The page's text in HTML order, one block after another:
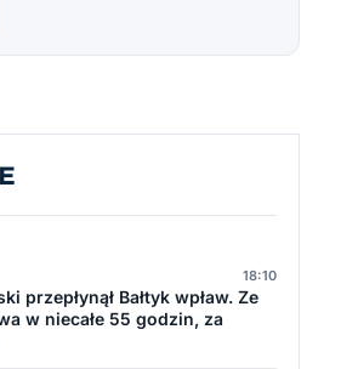
18:10
przepłynął Bałtyk wpław. Ze
w niecałe 55 godzin, za